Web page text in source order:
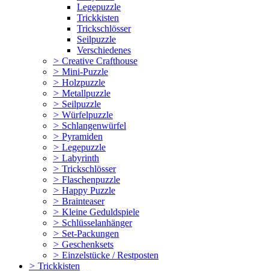
Legepuzzle
Trickkisten
Trickschlösser
Seilpuzzle
Verschiedenes
> Creative Crafthouse
> Mini-Puzzle
> Holzpuzzle
> Metallpuzzle
> Seilpuzzle
> Würfelpuzzle
> Schlangenwürfel
> Pyramiden
> Legepuzzle
> Labyrinth
> Trickschlösser
> Flaschenpuzzle
> Happy Puzzle
> Brainteaser
> Kleine Geduldspiele
> Schlüsselanhänger
> Set-Packungen
> Geschenksets
> Einzelstücke / Restposten
> Trickkisten